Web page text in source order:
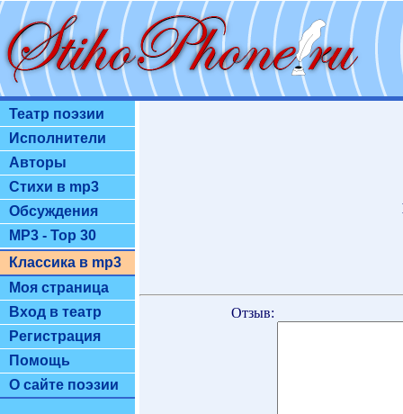
Театр поэзии
Исполнители
Авторы
Стихи в mp3
Обсуждения
MP3 - Top 30
Классика в mp3
Моя страница
Вход в театр
Регистрация
Помощь
О сайте поэзии
Отзыв: